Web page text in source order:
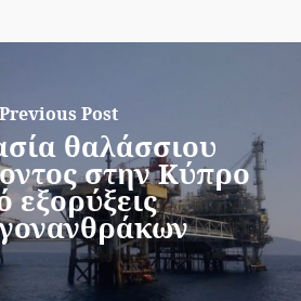
Post
θαλάσσιου
στην Κύπρο
εξορύξεις